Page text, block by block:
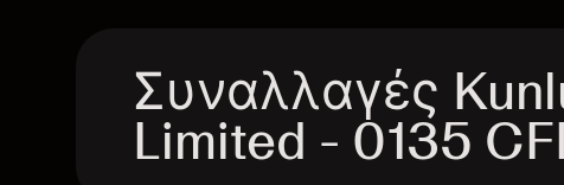
Συναλλαγές
Limited - 0135